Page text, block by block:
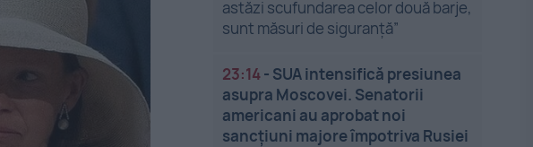
astăzi scufundarea celor două barje,
sunt măsuri de siguranţă”
23:14- SUA intensifică presiunea
asupra Moscovei. Senatorii
americani au aprobat noi
sancțiuni majore împotriva Rusiei